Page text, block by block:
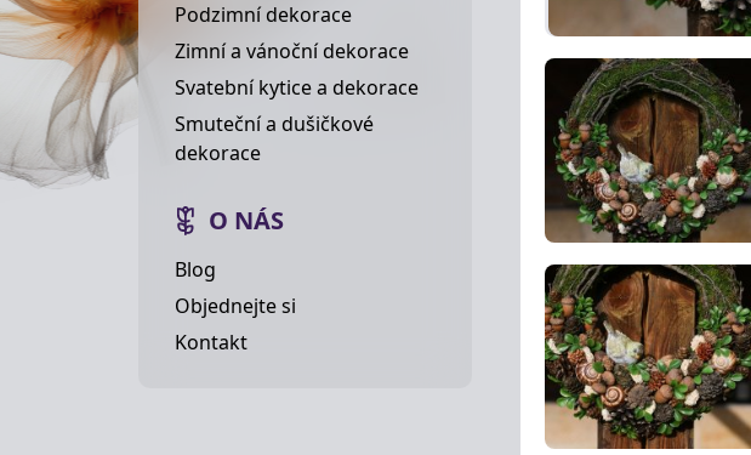
Podzimní dekorace
Zimní a vánoční dekorace
Svatební kytice a dekorace
Smuteční a dušičkové
dekorace
O NÁS
Blog
Objednejte si
Kontakt